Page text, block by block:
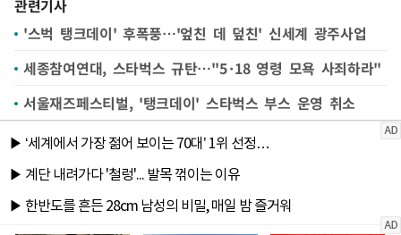
관련기사
'스벅 탱크데이' 후폭풍…'엎친 데 덮친' 신세계 광주사업
세종참여연대, 스타벅스 규탄…"5·18 영령 모욕 사죄하라"
서울재즈페스티벌, '탱크데이' 스타벅스 부스 운영 취소